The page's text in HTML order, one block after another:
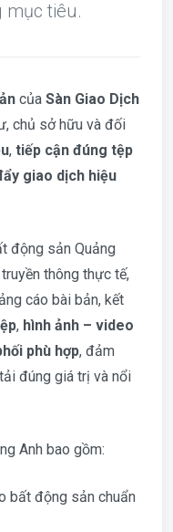
mục tiêu.
của Sàn Giao Dịch
chủ sở hữu và đối
, tiếp cận đúng tệp
giao dịch hiệu
động sản Quảng
thông thực tế,
cáo bài bản, kết
, hình ảnh – video
phù hợp, đảm
đúng giá trị và nổi
Anh bao gồm:
bất động sản chuẩn